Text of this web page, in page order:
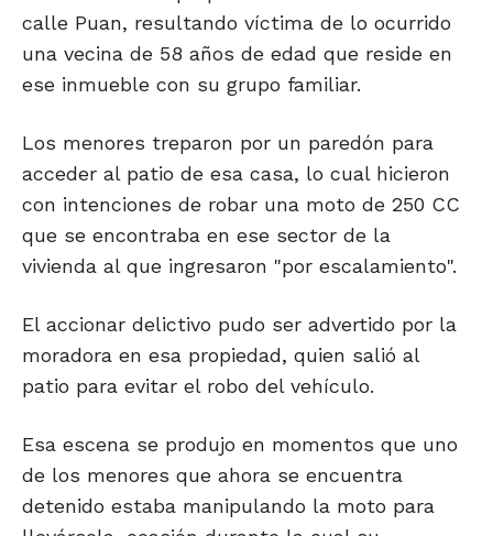
calle Puan, resultando víctima de lo ocurrido
una vecina de 58 años de edad que reside en
ese inmueble con su grupo familiar.
Los menores treparon por un paredón para
acceder al patio de esa casa, lo cual hicieron
con intenciones de robar una moto de 250 CC
que se encontraba en ese sector de la
vivienda al que ingresaron "por escalamiento".
El accionar delictivo pudo ser advertido por la
moradora en esa propiedad, quien salió al
patio para evitar el robo del vehículo.
Esa escena se produjo en momentos que uno
de los menores que ahora se encuentra
detenido estaba manipulando la moto para